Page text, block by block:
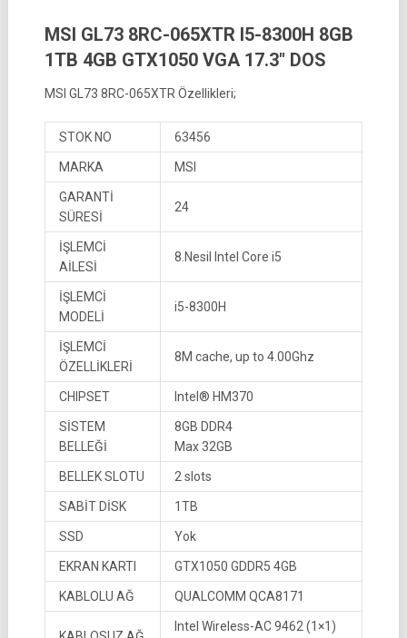
MSI GL73 8RC-065XTR I5-8300H 8GB
1TB 4GB GTX1050 VGA 17.3″ DOS
MSI GL73 8RC-065XTR Özellikleri;
STOK NO 63456
MARKA MSI
GARANTİ
SÜRESİ
24
İŞLEMCİ
AİLESİ
8.Nesil Intel Core i5
İŞLEMCİ
MODELİ
i5-8300H
İŞLEMCİ
ÖZELLİKLERİ
8M cache, up to 4.00Ghz
CHIPSET Intel® HM370
SİSTEM
BELLEĞİ
8GB DDR4
Max 32GB
BELLEK SLOTU 2 slots
SABİT DİSK 1TB
SSD Yok
EKRAN KARTI GTX1050 GDDR5 4GB
KABLOLU AĞ QUALCOMM QCA8171
Intel Wireless-AC 9462 (1×1)